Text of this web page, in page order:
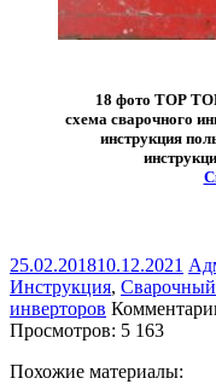
18 фото ТОР
схема сварочного
инструкция
25.02.201810.12.2021
Инструкция, Сварочный
инверторов
Просмотров: 5 163
Похожие материалы: